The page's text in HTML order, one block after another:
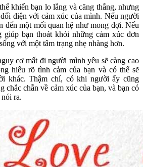
khiến bạn lo lắng và căng thẳng, nhưng
diện với cảm xúc của mình. Nếu người
đến một mối quan hệ như mong đợi. Nếu
giúp bạn thoát khỏi những cảm xúc đơn
với một tâm trạng nhẹ nhàng hơn.
cơ mất đi người mình yêu sẽ càng cao
hiểu rõ tình cảm của bạn và có thể sẽ
khác. Thậm chí, có khi người ấy cũng
chắc chắn về cảm xúc của bạn, và bạn có
ra.